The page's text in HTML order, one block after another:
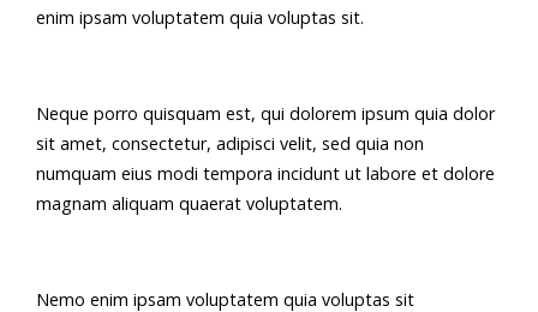
enim ipsam voluptatem quia voluptas sit.
Neque porro quisquam est, qui dolorem ipsum quia dolor
sit amet, consectetur, adipisci velit, sed quia non
numquam eius modi tempora incidunt ut labore et dolore
magnam aliquam quaerat voluptatem.
Nemo enim ipsam voluptatem quia voluptas sit